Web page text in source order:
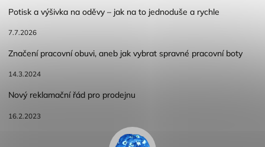
Potisk a výšivka na oděvy – jak na to jednoduše a rychle
7.7.2026
Značení pracovní obuvi, aneb jak vybrat spravné pracovní boty
14.3.2024
Nový reklamační řád pro prodejnu
16.2.2023